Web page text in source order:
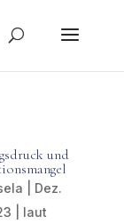
und
Dez.
laut